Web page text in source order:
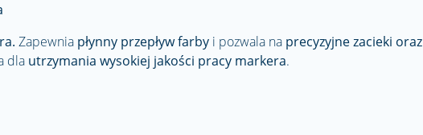
Zapewnia płynny przepływ farby i pozwala na precyzyjne zacieki oraz
dla utrzymania wysokiej jakości pracy markera.